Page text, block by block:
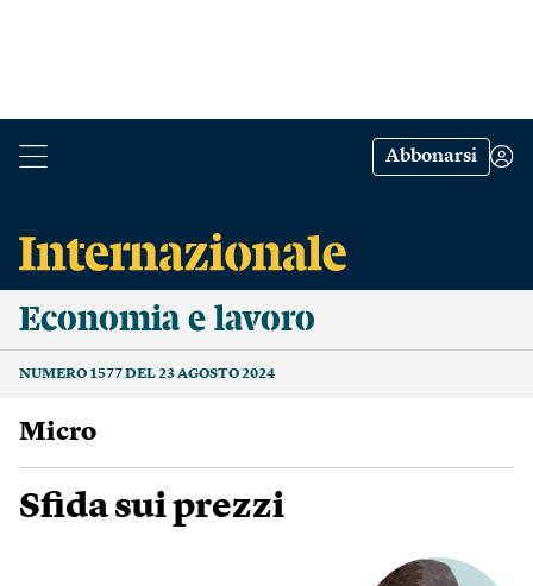
Abbonarsi
Economia e lavoro
NUMERO 1577 DEL 23 AGOSTO 2024
Micro
Sfida sui prezzi